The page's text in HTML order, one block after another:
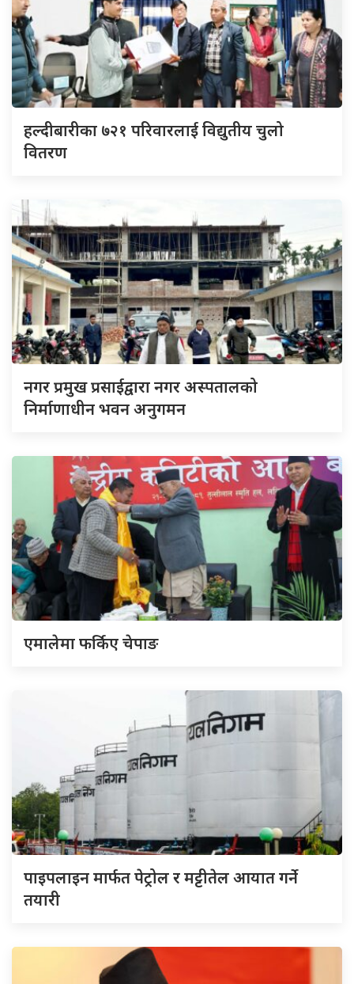
हल्दीबारीका ७२१ परिवारलाई विद्युतीय चुलो
वितरण
नगर प्रमुख प्रसाईद्वारा नगर अस्पतालको
निर्माणाधीन भवन अनुगमन
एमालेमा फर्किए चेपाङ
पाइपलाइन मार्फत पेट्रोल र मट्टीतेल आयात गर्ने
तयारी